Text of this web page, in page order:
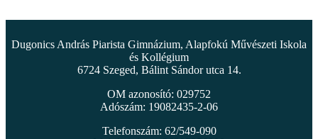
Dugonics András Piarista Gimnázium, Alapfokú Művészeti Iskola
és Kollégium
6724 Szeged, Bálint Sándor utca 14.
OM azonosító: 029752
Adószám: 19082435-2-06
Telefonszám: 62/549-090